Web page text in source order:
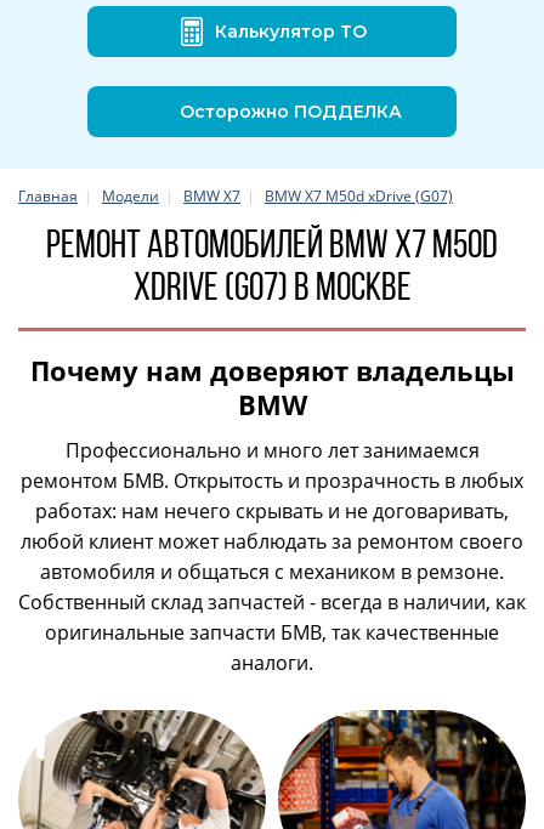
Калькулятор ТО
Осторожно ПОДДЕЛКА
Главная Модели BMW X7 BMW X7 M50d xDrive (G07)
Ремонт автомобилей BMW X7 M50d
xDrive (G07) в Москве
Почему нам доверяют владельцы
BMW
Профессионально и много лет занимаемся
ремонтом БМВ. Открытость и прозрачность в любых
работах: нам нечего скрывать и не договаривать,
любой клиент может наблюдать за ремонтом своего
автомобиля и общаться с механиком в ремзоне.
Собственный склад запчастей - всегда в наличии, как
оригинальные запчасти БМВ, так качественные
аналоги.